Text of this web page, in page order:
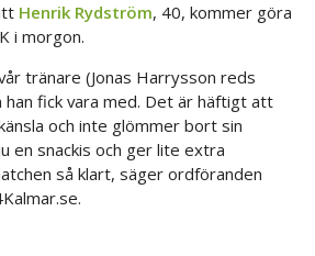
Henrik Rydström, 40, kommer göra
i morgon.
tränare (Jonas Harrysson reds
han fick vara med. Det är häftigt att
och inte glömmer bort sin
en snackis och ger lite extra
så klart, säger ordföranden